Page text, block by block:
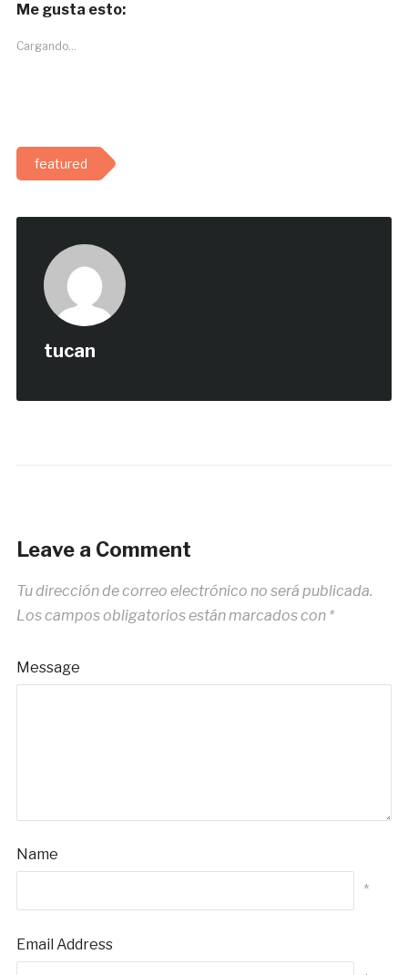
Me gusta esto:
Cargando...
featured
tucan
Leave a Comment
Tu dirección de correo electrónico no será publicada.
Los campos obligatorios están marcados con *
Message
Name
*
Email Address